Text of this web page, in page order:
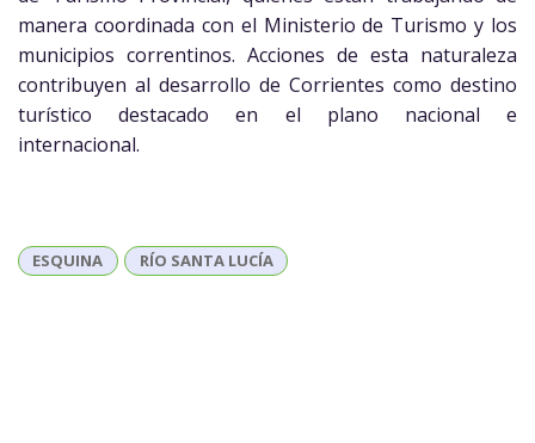
manera coordinada con el Ministerio de Turismo y los
municipios correntinos. Acciones de esta naturaleza
contribuyen al desarrollo de Corrientes como destino
turístico destacado en el plano nacional e
internacional.
ESQUINA RÍO SANTA LUCÍA